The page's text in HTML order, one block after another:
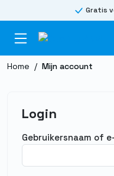
Gratis
Home / Mijn account
Login
Gebruikersnaam of